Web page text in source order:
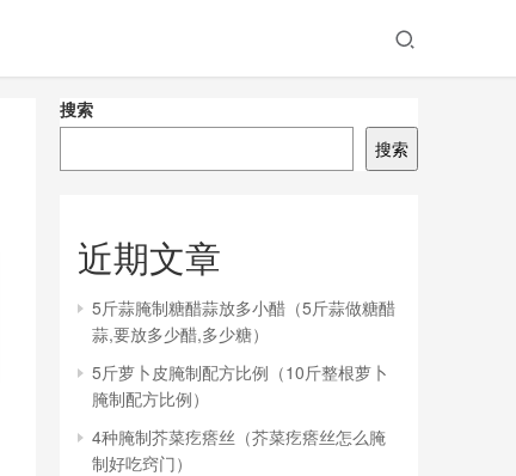
搜索
搜索
近期文章
5斤蒜腌制糖醋蒜放多小醋（5斤蒜做糖醋
蒜,要放多少醋,多少糖）
5斤萝卜皮腌制配方比例（10斤整根萝卜
腌制配方比例）
4种腌制芥菜疙瘩丝（芥菜疙瘩丝怎么腌
制好吃窍门）